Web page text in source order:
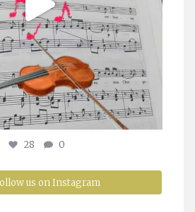
28 0
us on Instagram